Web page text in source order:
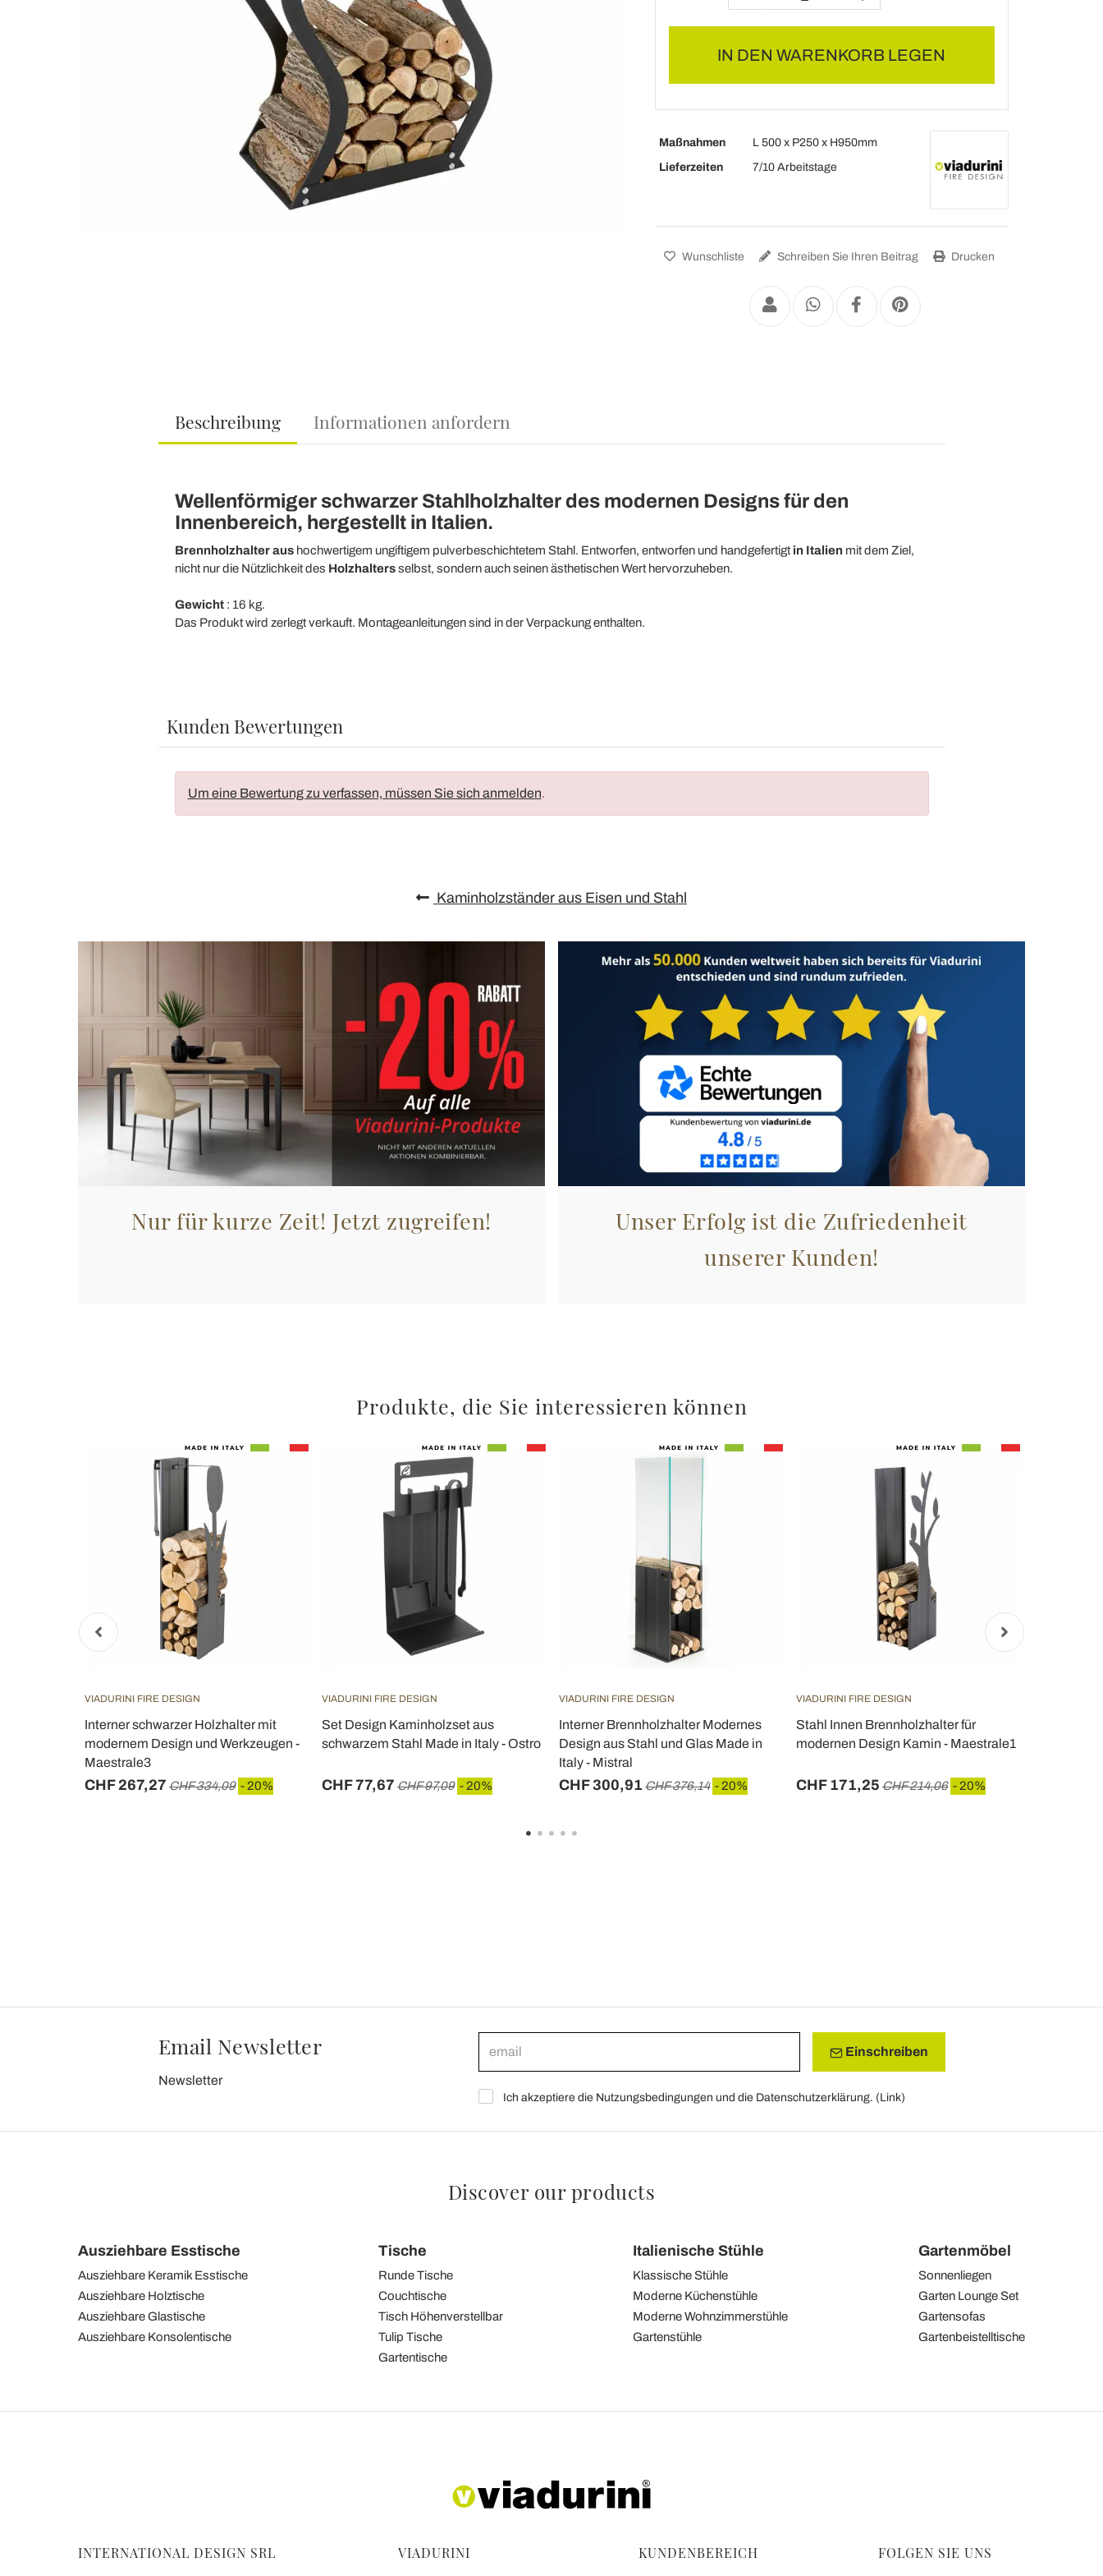
IN DEN WARENKORB LEGEN
Maßnahmen
L 500 x P250 x H950mm
Lieferzeiten
7/10 Arbeitstage
Wunschliste Schreiben Sie Ihren Beitrag Drucken
Beschreibung Informationen anfordern
Wellenförmiger schwarzer Stahlholzhalter des modernen Designs für den
Innenbereich, hergestellt in Italien.
Brennholzhalter aushochwertigem ungiftigem pulverbeschichtetem Stahl. Entworfen, entworfen und handgefertigt in Italien mit dem Ziel,
nicht nur die Nützlichkeit des Holzhaltersselbst, sondern auch seinen ästhetischen Wert hervorzuheben.
Gewicht: 16 kg.
Das Produkt wird zerlegt verkauft. Montageanleitungen sind in der Verpackung enthalten.
Kunden Bewertungen
Um eine Bewertung zu verfassen, müssen Sie sich anmelden.
Kaminholzständer aus Eisen und Stahl
Nur für kurze Zeit! Jetzt zugreifen!
Unser Erfolg ist die Zufriedenheit
unserer Kunden!
Produkte, die Sie interessieren können
VIADURINI FIRE DESIGN
Interner schwarzer Holzhalter mit
modernem Design und Werkzeugen -
Maestrale3
CHF 267,27 CHF 334,09 - 20%
VIADURINI FIRE DESIGN
Set Design Kaminholzset aus
schwarzem Stahl Made in Italy - Ostro
CHF 77,67 CHF 97,09 - 20%
VIADURINI FIRE DESIGN
Interner Brennholzhalter Modernes
Design aus Stahl und Glas Made in
Italy - Mistral
CHF 300,91 CHF 376,14 - 20%
VIADURINI FIRE DESIGN
Stahl Innen Brennholzhalter für
modernen Design Kamin - Maestrale1
CHF 171,25 CHF 214,06 - 20%
Email Newsletter
Newsletter
Einschreiben
Ich akzeptiere die Nutzungsbedingungen und die Datenschutzerklärung. (Link)
Discover our products
Ausziehbare Esstische
Ausziehbare Keramik Esstische
Ausziehbare Holztische
Ausziehbare Glastische
Ausziehbare Konsolentische
Tische
Runde Tische
Couchtische
Tisch Höhenverstellbar
Tulip Tische
Gartentische
Italienische Stühle
Klassische Stühle
Moderne Küchenstühle
Moderne Wohnzimmerstühle
Gartenstühle
Gartenmöbel
Sonnenliegen
Garten Lounge Set
Gartensofas
Gartenbeistelltische
INTERNATIONAL DESIGN SRL VIADURINI KUNDENBEREICH FOLGEN SIE UNS